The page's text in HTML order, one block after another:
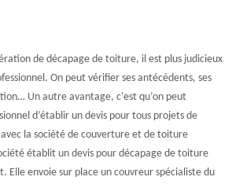
de décapage de toiture, il est plus judicieux
On peut vérifier ses antécédents, ses
Un autre avantage, c'est qu’on peut
d’établir un devis pour tous projets de
la société de couverture et de toiture
établit un devis pour décapage de toiture
Elle envoie sur place un couvreur spécialiste du